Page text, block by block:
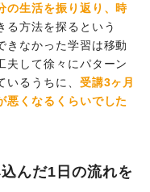
の生活を振り返り、時
る方法を探るという
きなかった学習は移動
夫して徐々にパターン
るうちに、 受講3ヶ月
悪くなるくらいでした
んだ1日の流れを